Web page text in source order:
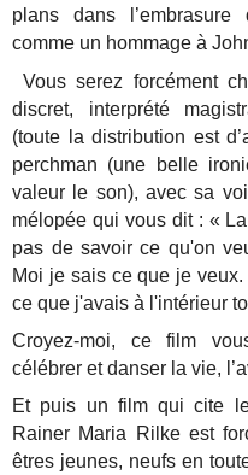
plans dans
comme un hommage à
Vous serez forcément
discret, interprété
(toute la distribution est
perchman (une belle
valeur le son), avec sa
mélopée qui vous dit : «
pas de savoir ce qu'on
Moi je sais ce que je
ce que j'avais à l'intérieur
Croyez-moi, ce film
célébrer et danser la vie,
Et puis un film qui cite
Rainer Maria Rilke est
êtres jeunes, neufs en